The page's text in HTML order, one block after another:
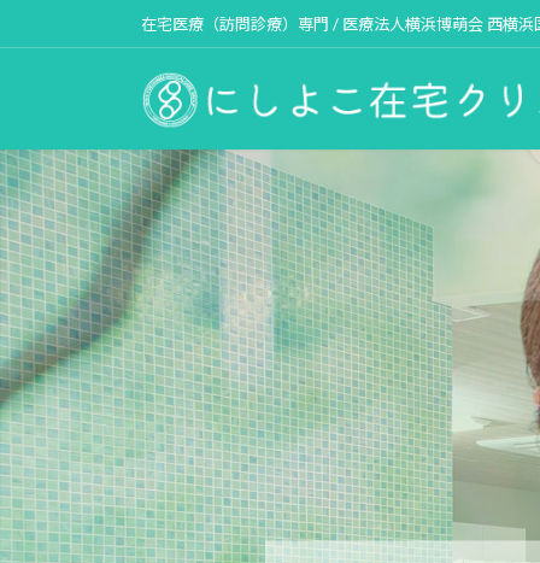
ン
ツ
へ
ス
キ
ッ
プ
ビ
シ
ョ
ン
に
移
動
在宅医療（訪問診療）専門 / 医療法人横浜博萌会 西横